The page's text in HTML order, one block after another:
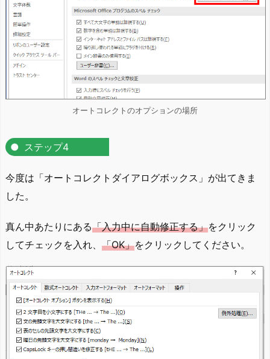
オートコレクトのオプションの場所
ステップ4
今度は「オートコレクトダイアログボックス」が出てきま
した。
真ん中あたりにある「入力中に自動修正する」をクリック
してチェックを入れ、 「OK」をクリックしてください。